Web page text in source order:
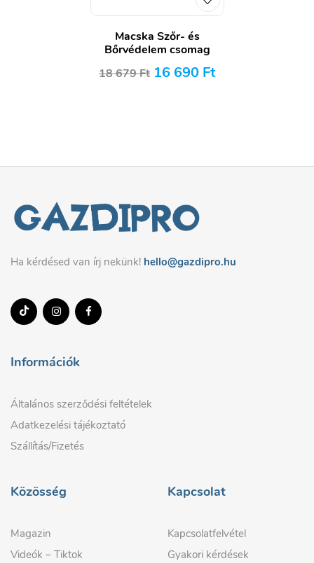
Macska Szőr- és
Bőrvédelem csomag
18 679Ft 16 690 Ft
Ha kérdésed van írj nekünk! hello@gazdipro.hu
Információk
Általános szerződési feltételek
Adatkezelési tájékoztató
Szállítás/Fizetés
Közösség
Magazin
Videók – Tiktok
Kapcsolat
Kapcsolatfelvétel
Gyakori kérdések